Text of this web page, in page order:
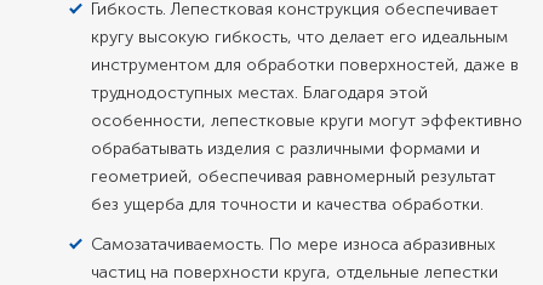
Гибкость. Лепестковая конструкция обеспечивает
кругу высокую гибкость, что делает его идеальным
инструментом для обработки поверхностей, даже в
труднодоступных местах. Благодаря этой
особенности, лепестковые круги могут эффективно
обрабатывать изделия с различными формами и
геометрией, обеспечивая равномерный результат
без ущерба для точности и качества обработки.
Самозатачиваемость. По мере износа абразивных
частиц на поверхности круга, отдельные лепестки